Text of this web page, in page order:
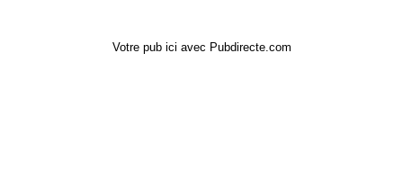
Votre pub ici avec Pubdirecte.com